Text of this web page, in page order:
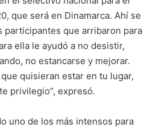
que será en Dinamarca. Ahí se
participantes que arribaron para
ella le ayudó a no desistir,
no estancarse y mejorar.
quisieran estar en tu lugar,
privilegio”, expresó.
uno de los más intensos para